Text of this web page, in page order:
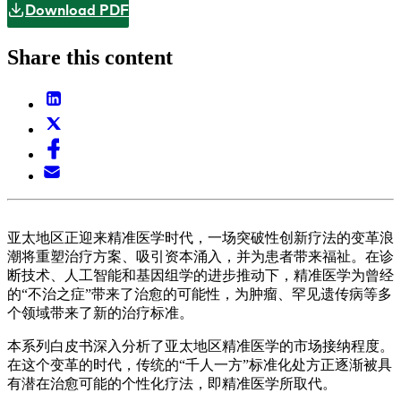
Download PDF
Share this content
亚太地区正迎来精准医学时代，一场突破性创新疗法的变革浪
潮将重塑治疗方案、吸引资本涌入，并为患者带来福祉。在诊
断技术、人工智能和基因组学的进步推动下，精准医学为曾经
的“不治之症”带来了治愈的可能性，为肿瘤、罕见遗传病等多
个领域带来了新的治疗标准。
本系列白皮书深入分析了亚太地区精准医学的市场接纳程度。
在这个变革的时代，传统的“千人一方”标准化处方正逐渐被具
有潜在治愈可能的个性化疗法，即精准医学所取代。